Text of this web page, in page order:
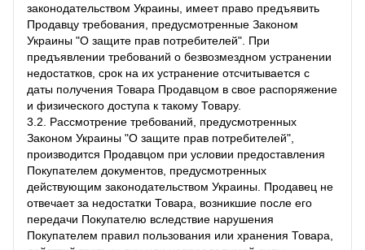
законодательством Украины, имеет право предъявить
Продавцу требования, предусмотренные Законом
Украины "О защите прав потребителей". При
предъявлении требований о безвозмездном устранении
недостатков, срок на их устранение отсчитывается с
даты получения Товара Продавцом в свое распоряжение
и физического доступа к такому Товару.
3.2. Рассмотрение требований, предусмотренных
Законом Украины "О защите прав потребителей",
производится Продавцом при условии предоставления
Покупателем документов, предусмотренных
действующим законодательством Украины. Продавец не
отвечает за недостатки Товара, возникшие после его
передачи Покупателю вследствие нарушения
Покупателем правил пользования или хранения Товара,